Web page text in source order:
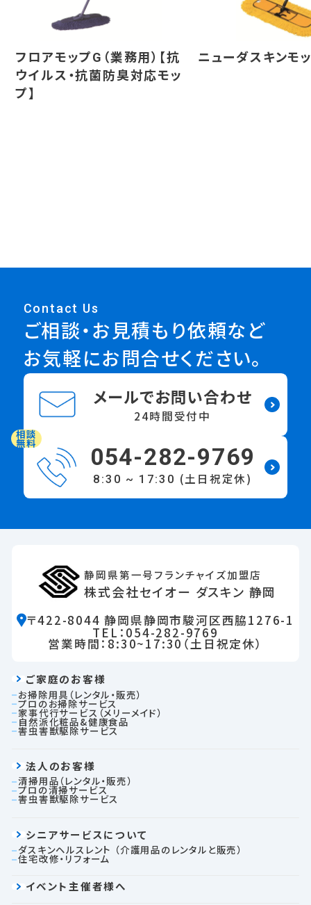
フロアモップG（業務用）【抗
ウイルス・抗菌防臭対応モッ
プ】
ニューダスキンモ
Contact Us
ご相談・お見積もり依頼など
お気軽にお問合せください。
メールでお問い合わせ
24時間受付中
054-282-9769
8:30 ~ 17:30 (土日祝定休)
相談
無料
静岡県第一号フランチャイズ加盟店
株式会社セイオー ダスキン 静岡
〒422-8044 静岡県静岡市駿河区西脇1276-1
TEL：054-282-9769
営業時間：8:30~17:30（土日祝定休）
ご家庭のお客様
お掃除用具（レンタル・販売）
プロのお掃除サービス
家事代行サービス（メリーメイド）
自然派化粧品&健康食品
害虫害獣駆除サービス
法人のお客様
清掃用品（レンタル・販売）
プロの清掃サービス
害虫害獣駆除サービス
シニアサービスについて
ダスキンヘルスレント （介護用品のレンタルと販売）
住宅改修・リフォーム
イベント主催者様へ